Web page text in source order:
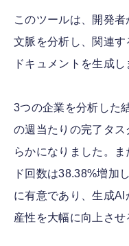
このツールは、開発
文脈を分析し、関連す
ドキュメントを生成し
3つの企業を分析した
の週当たりの完了タ
らかになりました。
ド回数は38.38%増加
に有意であり、生成
産性を大幅に向上させ